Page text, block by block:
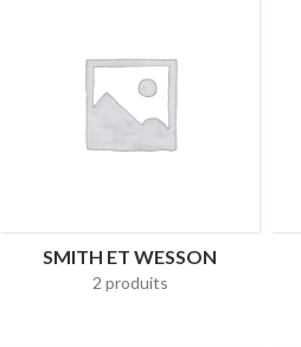
SMITH ET WESSON
2 produits